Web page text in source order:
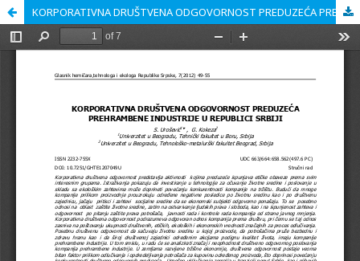
KORPORATIVNA DRUŠTVENA ODGOVORNOST PREDUZEĆA PREHRAMBENE INDUSTRIJE U REPUBLICI SRBIJI